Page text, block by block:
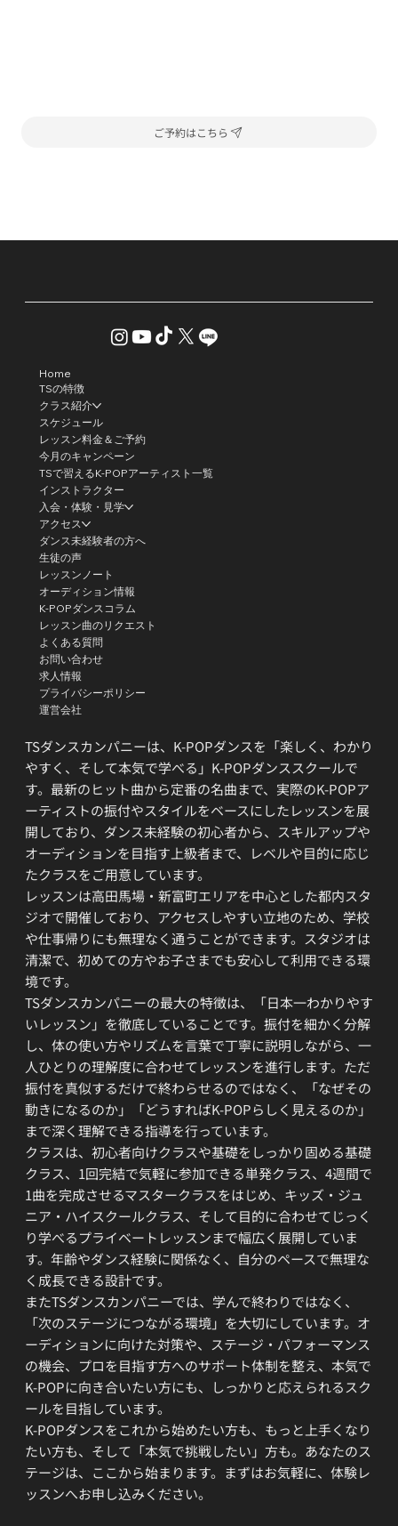
ご予約はこちら
TSダンスカンパニーは、K-POPダンスを「楽しく、わかり
やすく、そして本気で学べる」K-POPダンススクールで
す。最新のヒット曲から定番の名曲まで、実際のK-POPア
ーティストの振付やスタイルをベースにしたレッスンを展
開しており、ダンス未経験の初心者から、スキルアップや
オーディションを目指す上級者まで、レベルや目的に応じ
たクラスをご用意しています。
レッスンは高田馬場・新富町エリアを中心とした都内スタ
ジオで開催しており、アクセスしやすい立地のため、学校
や仕事帰りにも無理なく通うことができます。スタジオは
清潔で、初めての方やお子さまでも安心して利用できる環
境です。
TSダンスカンパニーの最大の特徴は、「日本一わかりやす
いレッスン」を徹底していることです。振付を細かく分解
し、体の使い方やリズムを言葉で丁寧に説明しながら、一
人ひとりの理解度に合わせてレッスンを進行します。ただ
振付を真似するだけで終わらせるのではなく、「なぜその
動きになるのか」「どうすればK-POPらしく見えるのか」
まで深く理解できる指導を行っています。
クラスは、初心者向けクラスや基礎をしっかり固める基礎
クラス、1回完結で気軽に参加できる単発クラス、4週間で
1曲を完成させるマスタークラスをはじめ、キッズ・ジュ
ニア・ハイスクールクラス、そして目的に合わせてじっく
り学べるプライベートレッスンまで幅広く展開していま
す。年齢やダンス経験に関係なく、自分のペースで無理な
く成長できる設計です。
またTSダンスカンパニーでは、学んで終わりではなく、
「次のステージにつながる環境」を大切にしています。オ
ーディションに向けた対策や、ステージ・パフォーマンス
の機会、プロを目指す方へのサポート体制を整え、本気で
K-POPに向き合いたい方にも、しっかりと応えられるスク
ールを目指しています。
K-POPダンスをこれから始めたい方も、もっと上手くなり
たい方も、そして「本気で挑戦したい」方も。あなたのス
テージは、ここから始まります。まずはお気軽に、体験レ
ッスンへお申し込みください。
Home
TSの特徴
クラス紹介
スケジュール
レッスン料金＆ご予約
今月のキャンペーン
TSで習えるK-POPアーティスト一覧
インストラクター
入会・体験・見学
アクセス
ダンス未経験者の方へ
生徒の声
レッスンノート
オーディション情報
K-POPダンスコラム
レッスン曲のリクエスト
よくある質問
お問い合わせ
求人情報
プライバシーポリシー
運営会社